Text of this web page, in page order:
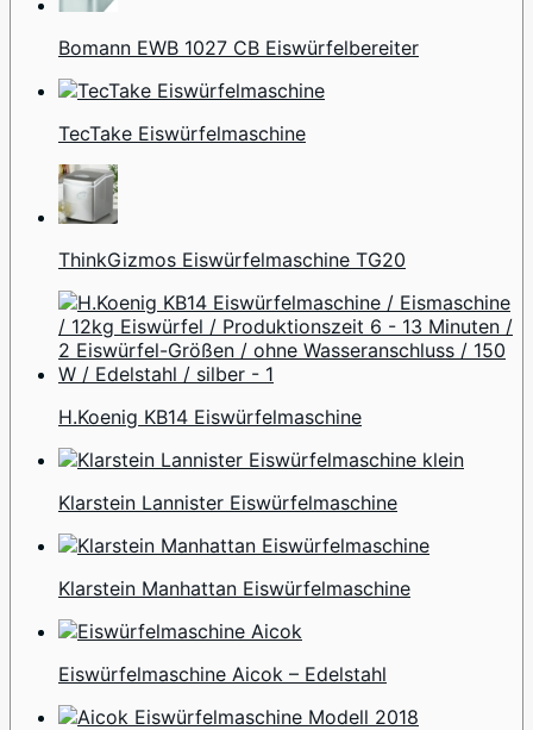
Bomann EWB 1027 CB Eiswürfelbereiter
TecTake Eiswürfelmaschine
ThinkGizmos Eiswürfelmaschine TG20
H.Koenig KB14 Eiswürfelmaschine
Klarstein Lannister Eiswürfelmaschine
Klarstein Manhattan Eiswürfelmaschine
Eiswürfelmaschine Aicok – Edelstahl